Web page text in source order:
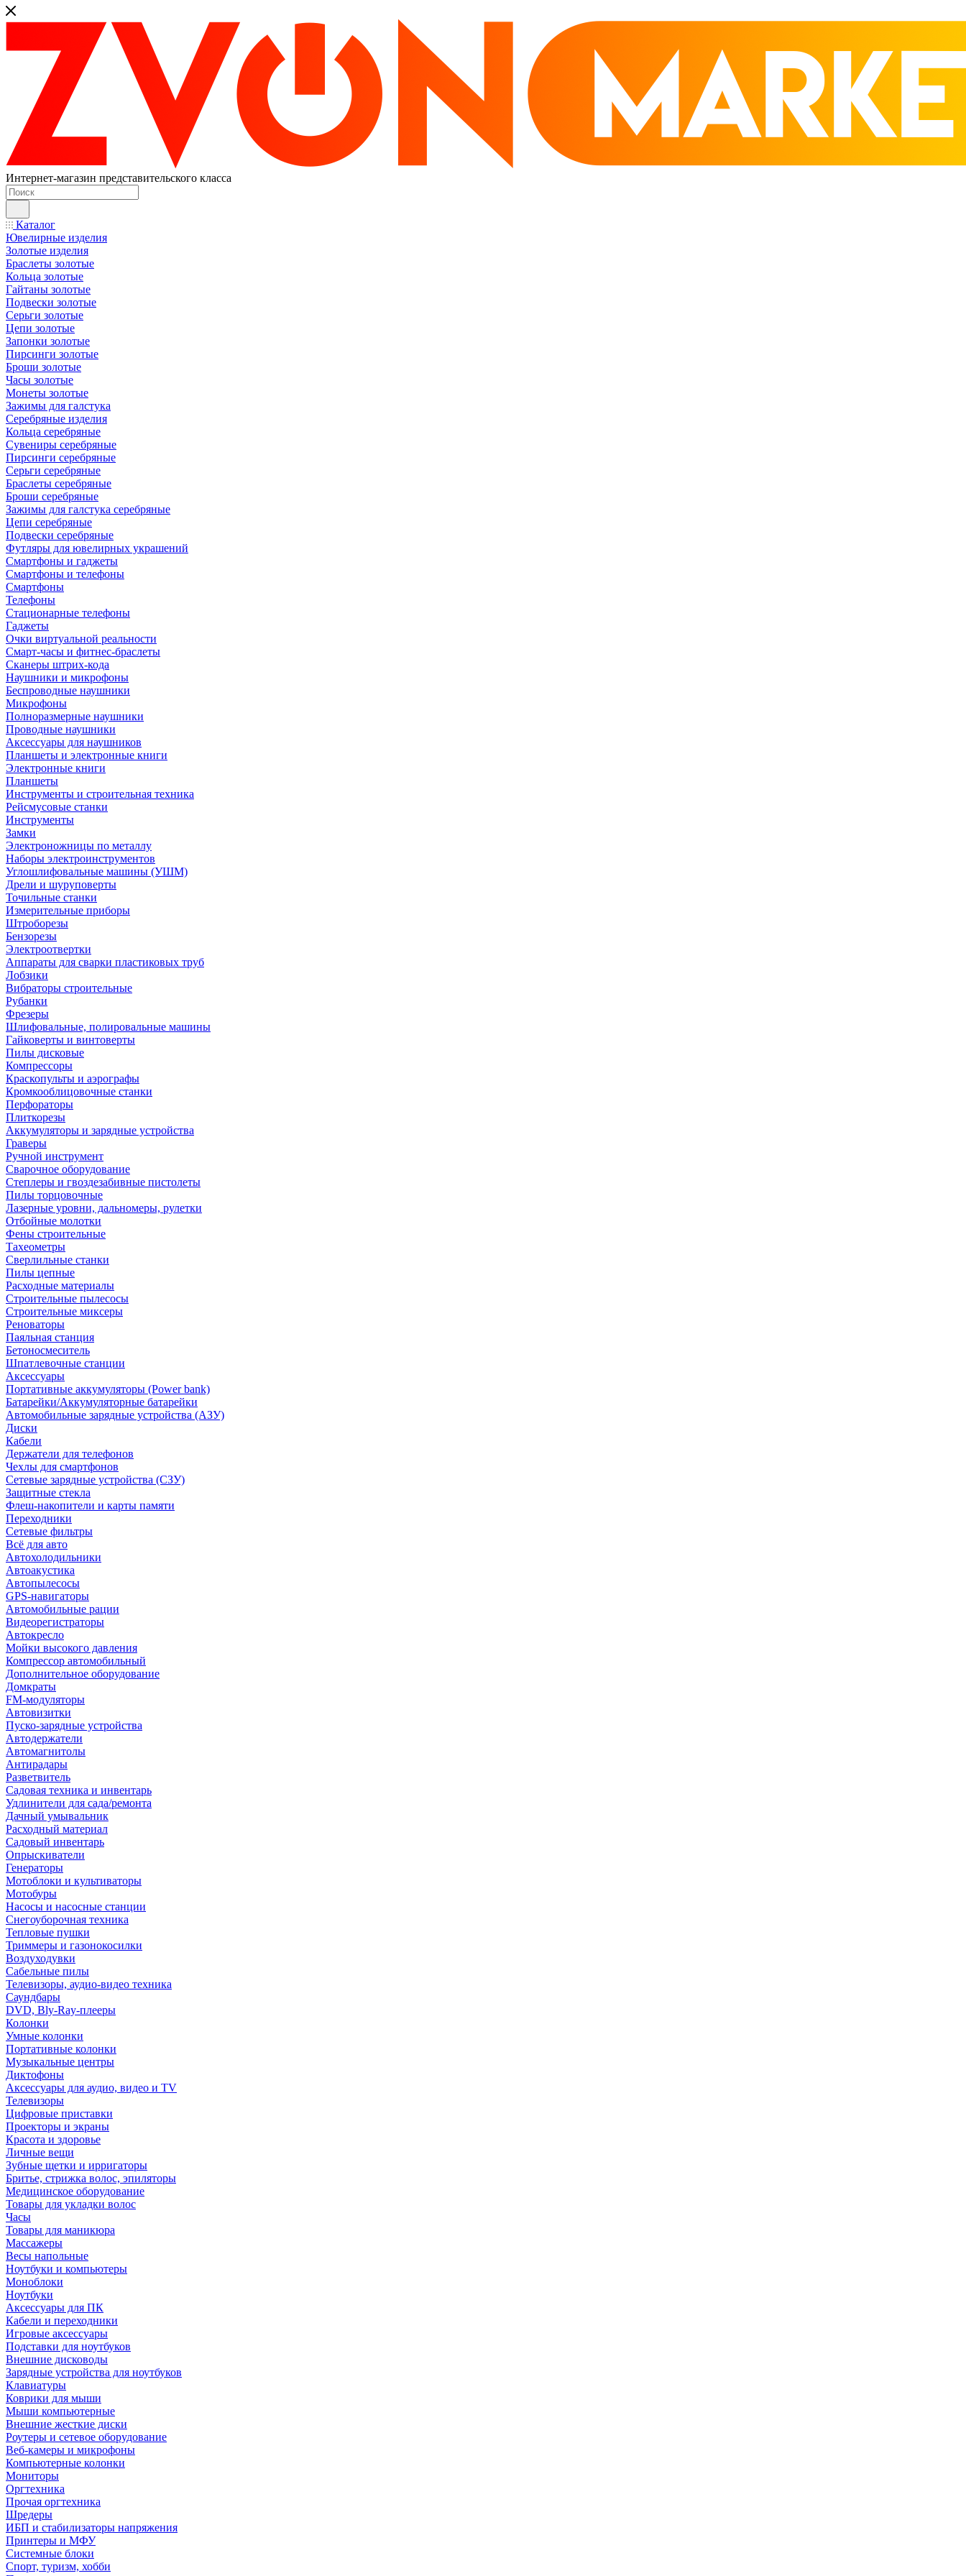
Интернет-магазин представительского класса
Каталог
Ювелирные изделия
Золотые изделия
Браслеты золотые
Кольца золотые
Гайтаны золотые
Подвески золотые
Серьги золотые
Цепи золотые
Запонки золотые
Пирсинги золотые
Броши золотые
Часы золотые
Монеты золотые
Зажимы для галстука
Серебряные изделия
Кольца серебряные
Сувениры серебряные
Пирсинги серебряные
Серьги серебряные
Браслеты серебряные
Броши серебряные
Зажимы для галстука серебряные
Цепи серебряные
Подвески серебряные
Футляры для ювелирных украшений
Смартфоны и гаджеты
Смартфоны и телефоны
Смартфоны
Телефоны
Стационарные телефоны
Гаджеты
Очки виртуальной реальности
Смарт-часы и фитнес-браслеты
Сканеры штрих-кода
Наушники и микрофоны
Беспроводные наушники
Микрофоны
Полноразмерные наушники
Проводные наушники
Аксессуары для наушников
Планшеты и электронные книги
Электронные книги
Планшеты
Инструменты и строительная техника
Рейсмусовые станки
Инструменты
Замки
Электроножницы по металлу
Наборы электроинструментов
Углошлифовальные машины (УШМ)
Дрели и шуруповерты
Точильные станки
Измерительные приборы
Штроборезы
Бензорезы
Электроотвертки
Аппараты для сварки пластиковых труб
Лобзики
Вибраторы строительные
Рубанки
Фрезеры
Шлифовальные, полировальные машины
Гайковерты и винтоверты
Пилы дисковые
Компрессоры
Краскопульты и аэрографы
Кромкооблицовочные станки
Перфораторы
Плиткорезы
Аккумуляторы и зарядные устройства
Граверы
Ручной инструмент
Сварочное оборудование
Степлеры и гвоздезабивные пистолеты
Пилы торцовочные
Лазерные уровни, дальномеры, рулетки
Отбойные молотки
Фены строительные
Тахеометры
Сверлильные станки
Пилы цепные
Расходные материалы
Строительные пылесосы
Строительные миксеры
Реноваторы
Паяльная станция
Бетоносмеситель
Шпатлевочные станции
Аксессуары
Портативные аккумуляторы (Power bank)
Батарейки/Аккумуляторные батарейки
Автомобильные зарядные устройства (АЗУ)
Диски
Кабели
Держатели для телефонов
Чехлы для смартфонов
Сетевые зарядные устройства (СЗУ)
Защитные стекла
Флеш-накопители и карты памяти
Переходники
Сетевые фильтры
Всё для авто
Автохолодильники
Автоакустика
Автопылесосы
GPS-навигаторы
Автомобильные рации
Видеорегистраторы
Автокресло
Мойки высокого давления
Компрессор автомобильный
Дополнительное оборудование
Домкраты
FM-модуляторы
Автовизитки
Пуско-зарядные устройства
Автодержатели
Автомагнитолы
Антирадары
Разветвитель
Садовая техника и инвентарь
Удлинители для сада/ремонта
Дачный умывальник
Расходный материал
Садовый инвентарь
Опрыскиватели
Генераторы
Мотоблоки и культиваторы
Мотобуры
Насосы и насосные станции
Снегоуборочная техника
Тепловые пушки
Триммеры и газонокосилки
Воздуходувки
Сабельные пилы
Телевизоры, аудио-видео техника
Саундбары
DVD, Bly-Ray-плееры
Колонки
Умные колонки
Портативные колонки
Музыкальные центры
Диктофоны
Аксессуары для аудио, видео и TV
Телевизоры
Цифровые приставки
Проекторы и экраны
Красота и здоровье
Личные вещи
Зубные щетки и ирригаторы
Бритье, стрижка волос, эпиляторы
Медицинское оборудование
Товары для укладки волос
Часы
Товары для маникюра
Массажеры
Весы напольные
Ноутбуки и компьютеры
Моноблоки
Ноутбуки
Аксессуары для ПК
Кабели и переходники
Игровые аксессуары
Подставки для ноутбуков
Внешние дисководы
Зарядные устройства для ноутбуков
Клавиатуры
Коврики для мыши
Мыши компьютерные
Внешние жесткие диски
Роутеры и сетевое оборудование
Веб-камеры и микрофоны
Компьютерные колонки
Мониторы
Оргтехника
Прочая оргтехника
Шредеры
ИБП и стабилизаторы напряжения
Принтеры и МФУ
Системные блоки
Спорт, туризм, хобби